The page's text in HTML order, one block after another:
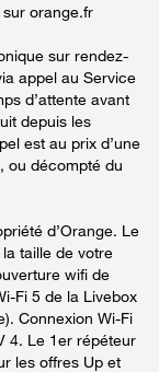
orange.fr
sur rendez-
appel au Service
d’attente avant
depuis les
est au prix d’une
ou décompté du
d’Orange. Le
taille de votre
wifi de
Fi 5 de la Livebox
Connexion Wi-Fi
4. Le 1er répéteur
les offres Up et